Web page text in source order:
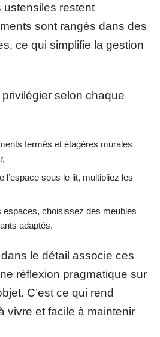
ustensiles restent
sont rangés dans des
ce qui simplifie la gestion
selon chaque
fermés et étagères murales
l’espace sous le lit, multipliez les
espaces, choisissez des meubles
adaptés.
le détail associe ces
réflexion pragmatique sur
C’est ce qui rend
vivre et facile à maintenir